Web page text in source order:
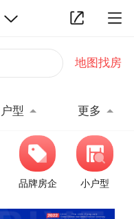
地图找房
户型 更多
品牌房企 小户型